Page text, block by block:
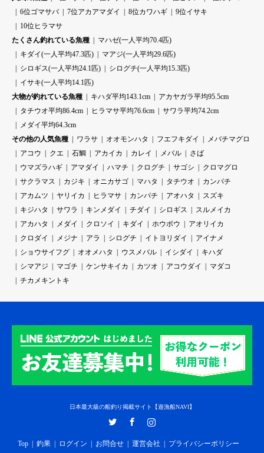
6位ゴマサバ
7位アカアマダイ 8位カワハギ
9位イサキ
10位ヒラマサ
たくさん釣れている魚種
マハゼ(一人平均70.4匹)
キダイ(一人平均47.3匹)
マアジ(一人平均29.6匹)
シロギス(一人平均24.1匹)
シログチ(一人平均15.3匹)
イサキ(一人平均14.1匹)
大物が釣れている魚種
キハダ平均143.1cm
アカヤガラ平均95.5cm
タチウオ平均86.4cm
ヒラマサ平均76.6cm
サワラ平均74.2cm
メダイ平均64.3cm
その他の人気魚種
ワラサ オオモンハタ フエフキダイ
メバチマグロ
アコウ
クエ 石鯛 アカイカ カレイ メバル
さば
ウマズラハギ
アマダイ ハマチ クログチ サゴシ
クロマグロ
サクラマス
カジキ オニカサゴ マハタ タチウオ
カンパチ
アカムツ
ヤリイカ ヒラマサ カンパチ アオハタ
スズキ
キジハタ
サワラ キンメダイ チダイ シロギス
スルメイカ
アカハタ
メダイ クロソイ キダイ ホウボウ
アオリイカ
クロダイ
メジナ アラ シログチ イトヨリダイ
アイナメ
ショウサイフグ
オオメハタ ウスメバル イシダイ
キハダ
シマアジ
マゴチ ケンサキイカ カツオ アコウダイ
マダコ
チカメキントキ
日本最大級の船釣り掲載サイト【遊漁船NAVI】
Top 釣果 ログイン お問合せ 運営会社 プライバシーポリシー